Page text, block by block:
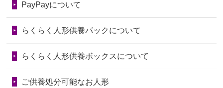
いたことが...
2026/06/28老後のことを考え体力のあるうちに身
2026/06/28人形たちに これまで本当にありがとう
天...
第73回人形供養祭令和6年10月17日(木)
第71回人形供養祭令和6年8月1日(木)
第70回人形供養祭令和6年6月21日(金)
PayPayについて
らくらく人形供養パックについて
らくらく人形供養ボックスについて
ご供養処分可能なお人形